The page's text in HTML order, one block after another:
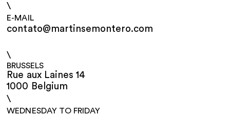
\
E-MAIL
contato@martinsemontero.com
\
BRUSSELS
Rue aux Laines 14
1000 Belgium
\
WEDNESDAY TO FRIDAY